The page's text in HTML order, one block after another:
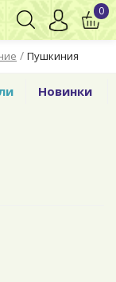
/ Пушкиния
0
Новинки